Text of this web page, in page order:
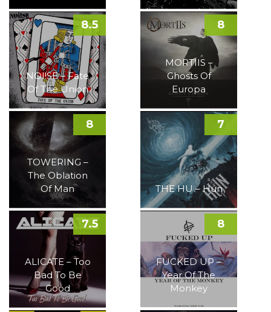
NOI!SE – Fate
Of The Union
8.5
MORTIIS –
Ghosts Of
Europa
8
TOWERING –
The Oblation
Of Man
8
THE HU – Hun
7
ALICATE – Too
Bad To Be
Good
7.5
FUCKED UP –
Year Of The
Monkey
8